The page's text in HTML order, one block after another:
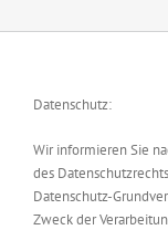
Datenschutz:
Wir informieren Sie
des
Datenschutz-
Zweck der